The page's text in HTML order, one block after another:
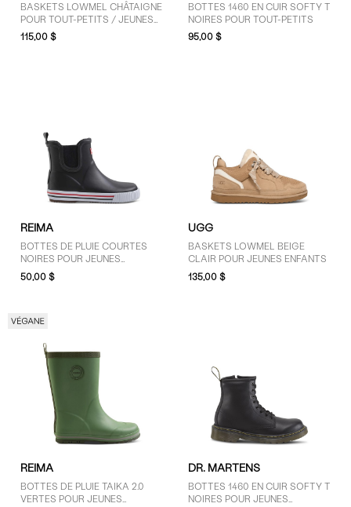
Tout-petits 10 (17)
Tout-petits 11 (3)
AFFICHER PLUS
COULEUR
Brun (14)
Gris (1)
Jaune (2)
Mauve (5)
Rose (5)
Rouge (1)
Vert (2)
BASKETS LOWMEL CHÂTAIGNE
POUR TOUT-PETITS / JEUNES
ENFANTS
115,00 $
BOTTES 1460 EN CUIR SOFTY T
NOIRES POUR TOUT-PETITS
95,00 $
REIMA
BOTTES DE PLUIE COURTES
NOIRES POUR JEUNES
ENFANTS
50,00 $
UGG
BASKETS LOWMEL BEIGE
CLAIR POUR JEUNES ENFANTS
135,00 $
REIMA
BOTTES DE PLUIE TAIKA 2.0
VERTES POUR JEUNES
DR. MARTENS
BOTTES 1460 EN CUIR SOFTY T
NOIRES POUR JEUNES